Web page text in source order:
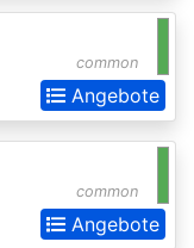
common
Angebote
common
Angebote